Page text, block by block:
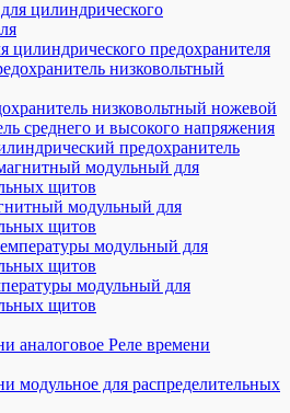
цилиндрического предохранителя
низковольтный ножевой
среднего и высокого напряжения
предохранитель
модульный для
щитов
модульный для
щитов
Реле времени
В